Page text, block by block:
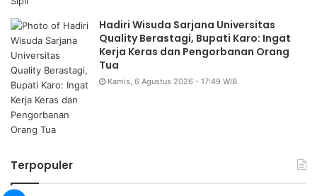
Hadiri Wisuda Sarjana Universitas
Quality Berastagi, Bupati Karo: Ingat
Kerja Keras dan Pengorbanan Orang
Tua
Kamis, 6 Agustus 2026 - 17:49 WIB
Terpopuler